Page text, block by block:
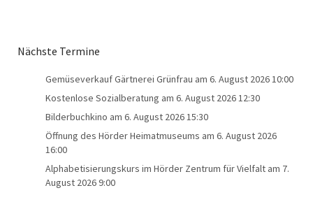
Nächste Termine
Gemüseverkauf Gärtnerei Grünfrau am 6. August 2026 10:00
Kostenlose Sozialberatung am 6. August 2026 12:30
Bilderbuchkino am 6. August 2026 15:30
Öffnung des Hörder Heimatmuseums am 6. August 2026
16:00
Alphabetisierungskurs im Hörder Zentrum für Vielfalt am 7.
August 2026 9:00